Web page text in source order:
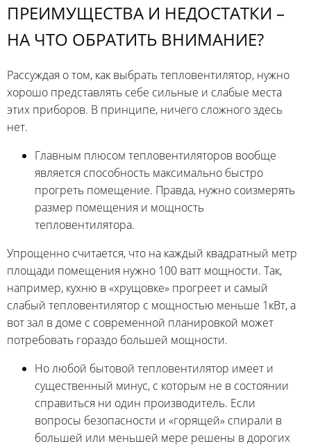
ПРЕИМУЩЕСТВА И НЕДОСТАТКИ –
НА ЧТО ОБРАТИТЬ ВНИМАНИЕ?
Рассуждая о том, как выбрать тепловентилятор, нужно
хорошо представлять себе сильные и слабые места
этих приборов. В принципе, ничего сложного здесь
нет.
Главным плюсом тепловентиляторов вообще
является способность максимально быстро
прогреть помещение. Правда, нужно соизмерять
размер помещения и мощность
тепловентилятора.
Упрощенно считается, что на каждый квадратный метр
площади помещения нужно 100 ватт мощности. Так,
например, кухню в «хрущовке» прогреет и самый
слабый тепловентилятор с мощностью меньше 1кВт, а
вот зал в доме с современной планировкой может
потребовать гораздо большей мощности.
Но любой бытовой тепловентилятор имеет и
существенный минус, с которым не в состоянии
справиться ни один производитель. Если
вопросы безопасности и «горящей» спирали в
большей или меньшей мере решены в дорогих